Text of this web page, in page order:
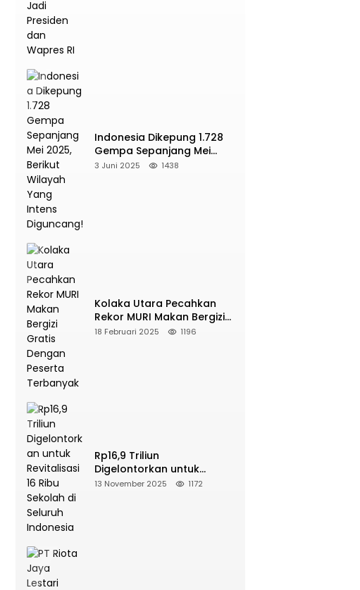
Indonesia Dikepung 1.728
Gempa Sepanjang Mei
2025, Berikut Wilayah Yang
3 Juni 2025 1438
Kolaka Utara Pecahkan
Rekor MURI Makan Bergizi
Gratis Dengan Peserta
18 Februari 2025 1196
Rp16,9 Triliun
Digelontorkan untuk
Revitalisasi 16 Ribu Sekolah
13 November 2025 1172